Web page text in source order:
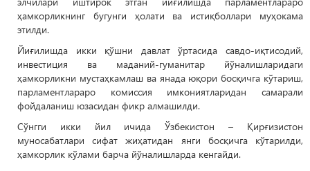
ҳамкорликнинг бугунги ҳолати ва истиқболлари муҳокама
этилди.
Йиғилишда икки қўшни давлат ўртасида савдо-иқтисодий,
инвестиция ва маданий-гуманитар йўналишларидаги
ҳамкорликни мустаҳкамлаш ва янада юқори босқичга кўтариш,
парламентлараро комиссия имкониятларидан самарали
фойдаланиш юзасидан фикр алмашилди.
Сўнгги икки йил ичида Ўзбекистон – Қирғизистон
муносабатлари сифат жиҳатидан янги босқичга кўтарилди,
ҳамкорлик кўлами барча йўналишларда кенгайди.